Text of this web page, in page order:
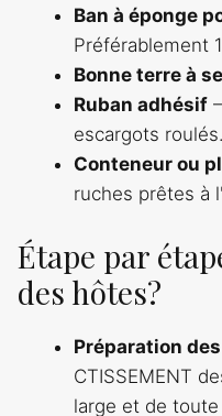
Ban à éponge
Préférablement
Bonne terre à
Ruban adhésif
escargots roulés.
Conteneur ou
ruches prêtes à
Étape par
des hôtes?
Préparation
CTISSEMENT
large et de toute